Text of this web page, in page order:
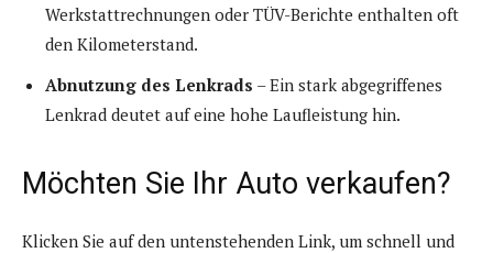
Werkstattrechnungen oder TÜV-Berichte enthalten oft
den Kilometerstand.
Abnutzung des Lenkrads – Ein stark abgegriffenes
Lenkrad deutet auf eine hohe Laufleistung hin.
Möchten Sie Ihr Auto verkaufen?
Klicken Sie auf den untenstehenden Link, um schnell und